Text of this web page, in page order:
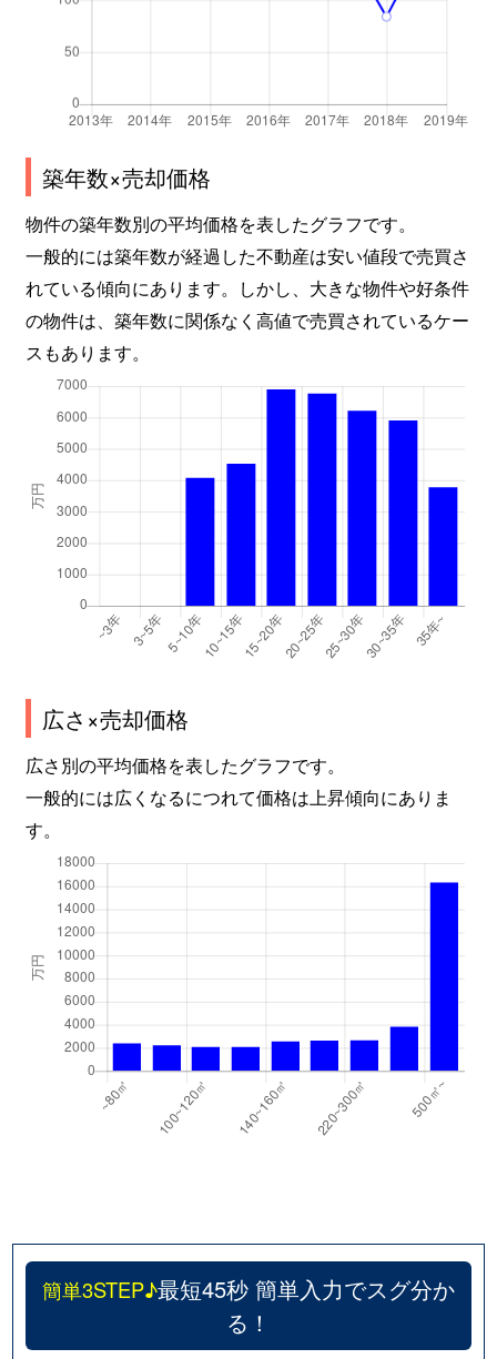
築年数×売却価格
物件の築年数別の平均価格を表したグラフです。
一般的には築年数が経過した不動産は安い値段で売買さ
れている傾向にあります。しかし、大きな物件や好条件
の物件は、築年数に関係なく高値で売買されているケー
スもあります。
広さ×売却価格
広さ別の平均価格を表したグラフです。
一般的には広くなるにつれて価格は上昇傾向にありま
す。
簡単3STEP♪最短45秒 簡単入力でスグ分か
る！